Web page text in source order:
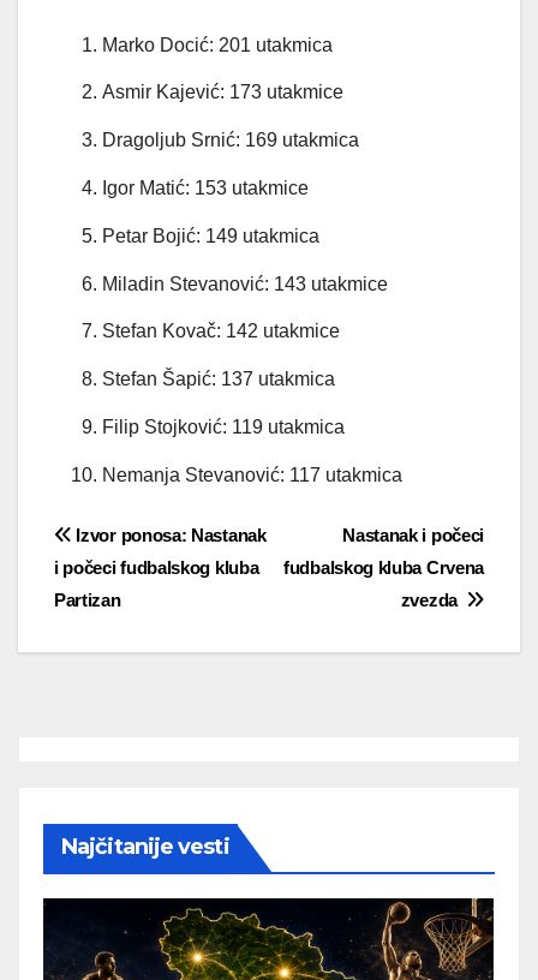
Marko Docić: 201 utakmica
Asmir Kajević: 173 utakmice
Dragoljub Srnić: 169 utakmica
Igor Matić: 153 utakmice
Petar Bojić: 149 utakmica
Miladin Stevanović: 143 utakmice
Stefan Kovač: 142 utakmice
Stefan Šapić: 137 utakmica
Filip Stojković: 119 utakmica
Nemanja Stevanović: 117 utakmica
Post
navigation
Nastanak i počeci
fudbalskog kluba Crvena
zvezda
Izvor ponosa: Nastanak
i počeci fudbalskog kluba
Partizan
Najčitanije vesti